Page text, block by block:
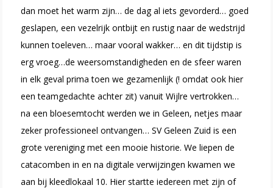
dan moet het warm zijn… de dag al iets gevorderd… goed
geslapen, een vezelrijk ontbijt en rustig naar de wedstrijd
kunnen toeleven… maar vooral wakker… en dit tijdstip is
erg vroeg…de weersomstandigheden en de sfeer waren
in elk geval prima toen we gezamenlijk (! omdat ook hier
een teamgedachte achter zit) vanuit Wijlre vertrokken…
na een bloesemtocht werden we in Geleen, netjes maar
zeker professioneel ontvangen… SV Geleen Zuid is een
grote vereniging met een mooie historie. We liepen de
catacomben in en na digitale verwijzingen kwamen we
aan bij kleedlokaal 10. Hier startte iedereen met zijn of